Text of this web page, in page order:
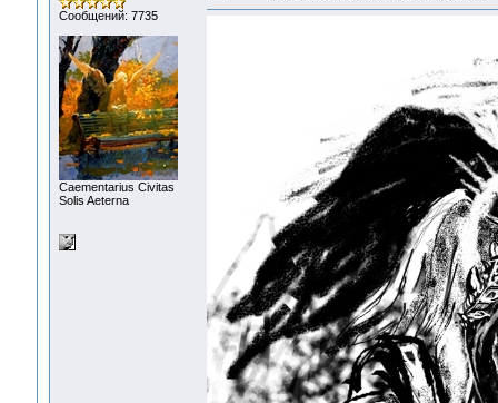
Сообщений: 7735
Сaementarius Civitas
Solis Aeterna